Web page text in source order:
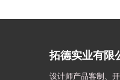
拓德实业有限
设计师产品客制、